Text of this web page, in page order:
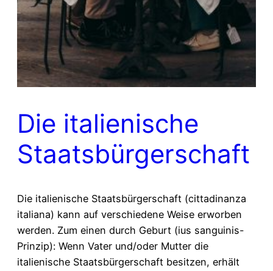
Die italienische
Staatsbürgerschaft
Die italienische Staatsbürgerschaft (cittadinanza
italiana) kann auf verschiedene Weise erworben
werden. Zum einen durch Geburt (ius sanguinis-
Prinzip): Wenn Vater und/oder Mutter die
italienische Staatsbürgerschaft besitzen, erhält